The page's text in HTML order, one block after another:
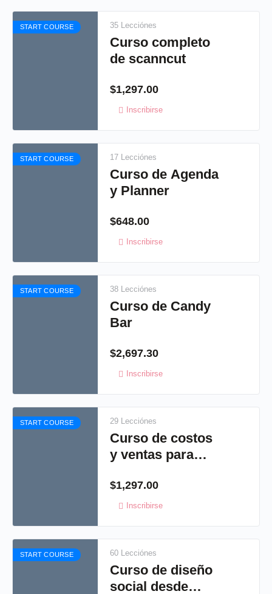
START COURSE 35 Lecciónes
Curso completo
de scanncut
$1,297.00
Inscribirse
START COURSE 17 Lecciónes
Curso de Agenda
y Planner
$648.00
Inscribirse
START COURSE 38 Lecciónes
Curso de Candy
Bar
$2,697.30
Inscribirse
START COURSE 29 Lecciónes
Curso de costos
y ventas para
$1,297.00
Inscribirse
START COURSE 60 Lecciónes
Curso de diseño
social desde